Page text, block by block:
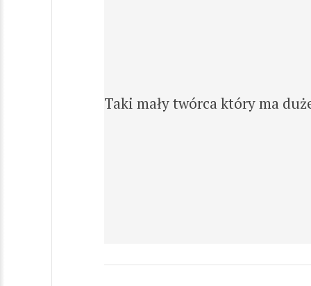
Taki mały twórca który ma